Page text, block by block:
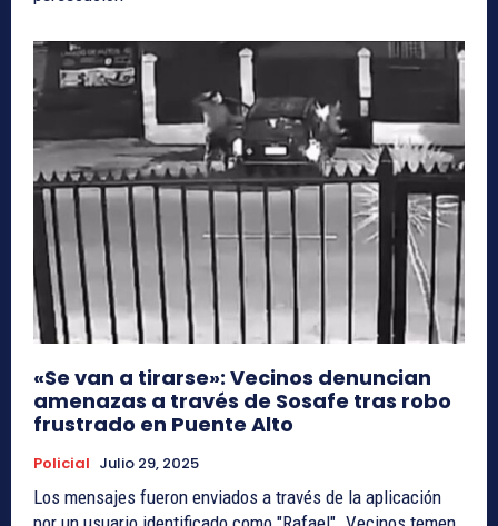
«Se van a tirarse»: Vecinos denuncian
amenazas a través de Sosafe tras robo
frustrado en Puente Alto
Policial Julio 29, 2025
Los mensajes fueron enviados a través de la aplicación